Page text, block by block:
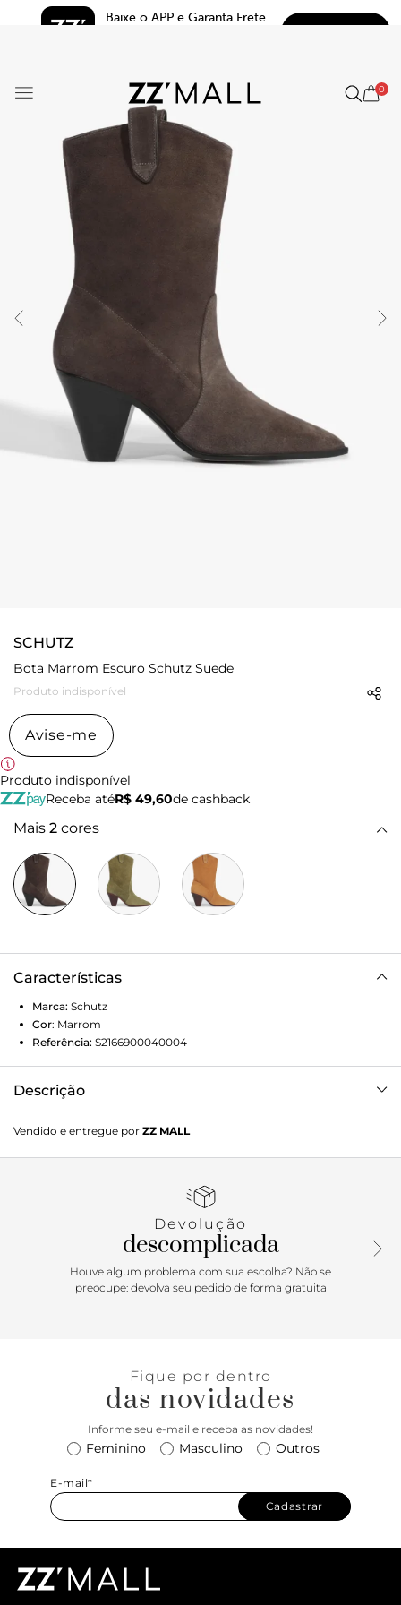
Baixe o APP e Garanta Frete
0
SCHUTZ
Bota Marrom Escuro Schutz Suede
Produto indisponível
Avise-me
Produto indisponível
Receba atéR$ 49,60de cashback
Mais 2 cores
Características
Marca: Schutz
Cor: Marrom
Referência: S2166900040004
Descrição
camurça. Com um salto bloco e um bico fino, estas botas
são a combinação perfeita de conforto e estilo. O couro de
para qualquer ocasião, desde um evento formal até um dia
Vendido e entregue por ZZ MALL
Devolução
descomplicada
Houve algum problema com sua escolha? Não se
preocupe: devolva seu pedido de forma gratuita
Fique por dentro
das novidades
Informe seu e-mail e receba as novidades!
Feminino Masculino Outros
E-mail*
Cadastrar